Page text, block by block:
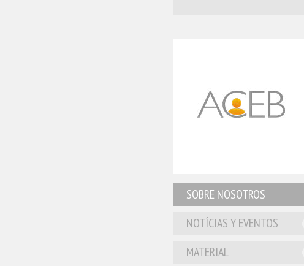
SOBRE NOSOTROS
NOTÍCIAS Y EVENTOS
MATERIAL